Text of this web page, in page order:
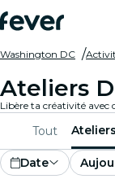
Washington DC
Ateliers
Tout
Date